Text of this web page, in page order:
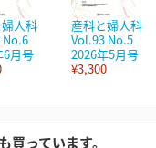
人科
No.6
6月号
産科と婦人科
Vol.93 No.5
2026年5月号
¥3,300
っています。